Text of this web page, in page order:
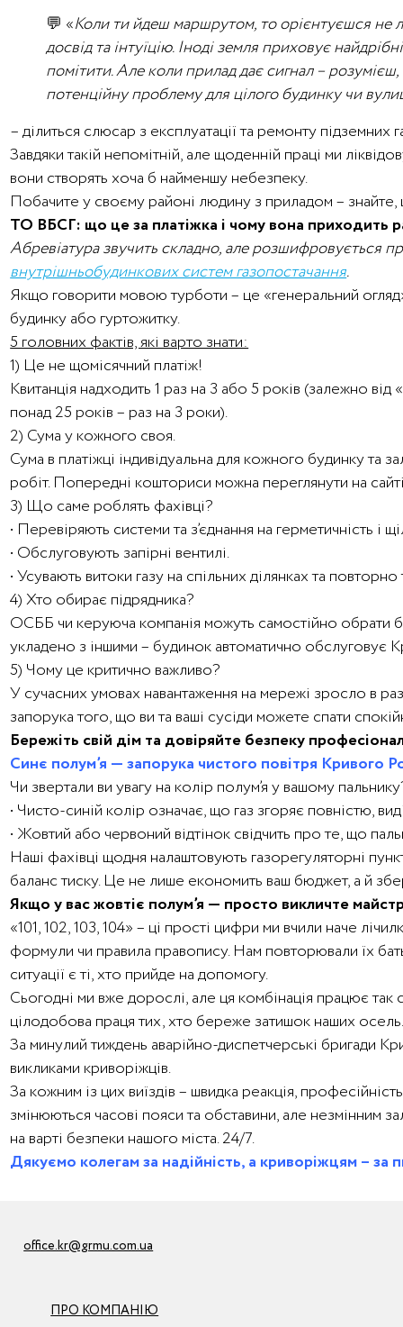
💬 «Коли ти йдеш маршрутом, то орієнтуєшся не
досвід та інтуїцію. Іноді земля приховує
помітити. Але коли прилад дає сигнал –
потенційну проблему для цілого будинку чи
– ділиться слюсар з експлуатації та ремонту підземних
Завдяки такій непомітній, але щоденній праці ми
вони створять хоча б найменшу небезпеку.
Побачите у своєму районі людину з приладом –
ТО ВБСГ: що це за платіжка і чому вона приходить
Абревіатура звучить складно, але розшифровується
внутрішньобудинкових систем газопостачання.
Якщо говорити мовою турботи – це «генеральний
будинку або гуртожитку.
5 головних фактів, які варто знати:
1) Це не щомісячний платіж!
Квитанція надходить 1 раз на 3 або 5 років (залежно
понад 25 років – раз на 3 роки).
2) Сума у кожного своя.
Сума в платіжці індивідуальна для кожного будинку та
робіт. Попередні кошториси можна переглянути на
3) Що саме роблять фахівці?
• Перевіряють системи та з’єднання на герметичність і
• Обслуговують запірні вентилі.
• Усувають витоки газу на спільних ділянках та
4) Хто обирає підрядника?
ОСББ чи керуюча компанія можуть самостійно обрати
укладено з іншими – будинок автоматично обслуговує
5) Чому це критично важливо?
У сучасних умовах навантаження на мережі зросло в
запорука того, що ви та ваші сусіди можете спати
Бережіть свій дім та довіряйте безпеку
Синє полум’я — запорука чистого повітря Кривого
Чи звертали ви увагу на колір полум’я у вашому
• Чисто-синій колір означає, що газ згоряє повністю,
• Жовтий або червоний відтінок свідчить про те, що
Наші фахівці щодня налаштовують газорегуляторні
баланс тиску. Це не лише економить ваш бюджет, а й
Якщо у вас жовтіє полум’я — просто викличте
«101, 102, 103, 104» – ці прості цифри ми вчили наче
формули чи правила правопису. Нам повторювали їх
ситуації є ті, хто прийде на допомогу.
Сьогодні ми вже дорослі, але ця комбінація працює
цілодобова праця тих, хто береже затишок наших
За минулий тиждень аварійно-диспетчерські бригади
викликами криворіжців.
За кожним із цих виїздів – швидка реакція,
змінюються часові пояси та обставини, але незмінним
на варті безпеки нашого міста. 24/7.
Дякуємо колегам за надійність, а криворіжцям – за
ПРО КОМПАНІЮ
office.kr@grmu.com.ua